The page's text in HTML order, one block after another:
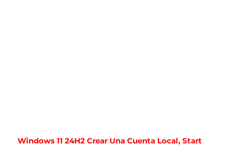
Windows 11 24H2 Crear Una Cuenta Local, Start